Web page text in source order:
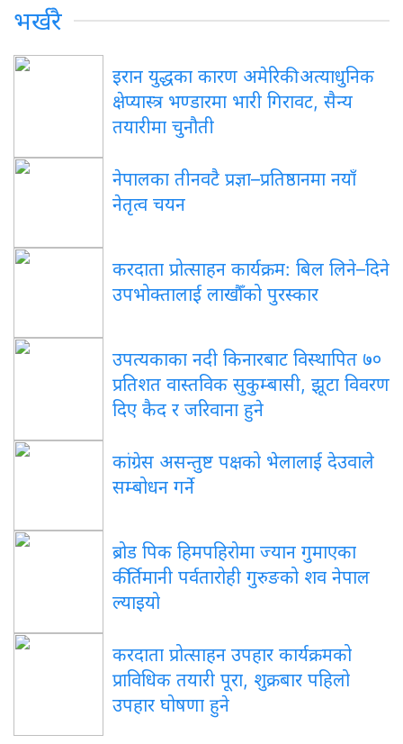
भर्खरै
इरान युद्धका कारण अमेरिकी अत्याधुनिक
क्षेप्यास्त्र भण्डारमा भारी गिरावट, सैन्य
तयारीमा चुनौती
नेपालका तीनवटै प्रज्ञा–प्रतिष्ठानमा नयाँ
नेतृत्व चयन
करदाता प्रोत्साहन कार्यक्रम: बिल लिने–दिने
उपभोक्तालाई लाखौँको पुरस्कार
उपत्यकाका नदी किनारबाट विस्थापित ७०
प्रतिशत वास्तविक सुकुम्बासी, झूटा विवरण
दिए कैद र जरिवाना हुने
कांग्रेस असन्तुष्ट पक्षको भेलालाई देउवाले
सम्बोधन गर्ने
ब्रोड पिक हिमपहिरोमा ज्यान गुमाएका
कीर्तिमानी पर्वतारोही गुरुङको शव नेपाल
ल्याइयो
करदाता प्रोत्साहन उपहार कार्यक्रमको
प्राविधिक तयारी पूरा, शुक्रबार पहिलो
उपहार घोषणा हुने